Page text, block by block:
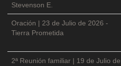
Stevenson E.
Oración | 23 de Julio de 2026 -
Tierra Prometida
2ª Reunión familiar | 19 de Julio de